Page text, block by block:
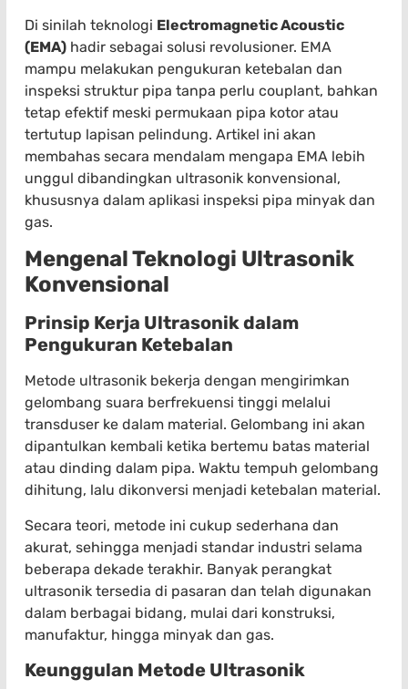
Di sinilah teknologi Electromagnetic Acoustic
(EMA) hadir sebagai solusi revolusioner. EMA
mampu melakukan pengukuran ketebalan dan
inspeksi struktur pipa tanpa perlu couplant, bahkan
tetap efektif meski permukaan pipa kotor atau
tertutup lapisan pelindung. Artikel ini akan
membahas secara mendalam mengapa EMA lebih
unggul dibandingkan ultrasonik konvensional,
khususnya dalam aplikasi inspeksi pipa minyak dan
gas.
Mengenal Teknologi Ultrasonik
Konvensional
Prinsip Kerja Ultrasonik dalam
Pengukuran Ketebalan
Metode ultrasonik bekerja dengan mengirimkan
gelombang suara berfrekuensi tinggi melalui
transduser ke dalam material. Gelombang ini akan
dipantulkan kembali ketika bertemu batas material
atau dinding dalam pipa. Waktu tempuh gelombang
dihitung, lalu dikonversi menjadi ketebalan material.
Secara teori, metode ini cukup sederhana dan
akurat, sehingga menjadi standar industri selama
beberapa dekade terakhir. Banyak perangkat
ultrasonik tersedia di pasaran dan telah digunakan
dalam berbagai bidang, mulai dari konstruksi,
manufaktur, hingga minyak dan gas.
Keunggulan Metode Ultrasonik